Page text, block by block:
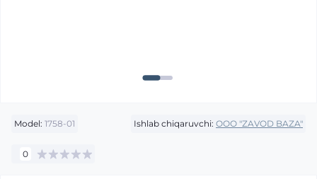
Model: 1758-01 Ishlab chiqaruvchi: OOO "ZAVOD BAZA"
0